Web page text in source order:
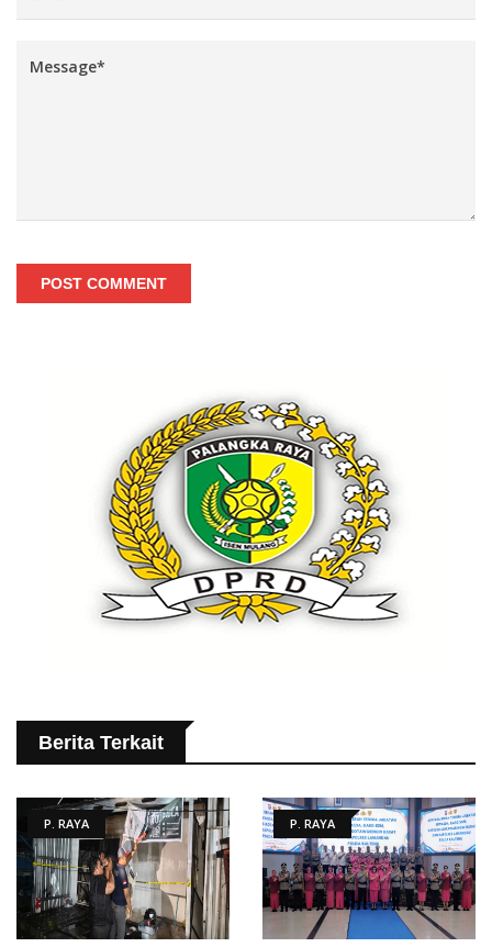
POST COMMENT
Berita Terkait
P. RAYA P. RAYA